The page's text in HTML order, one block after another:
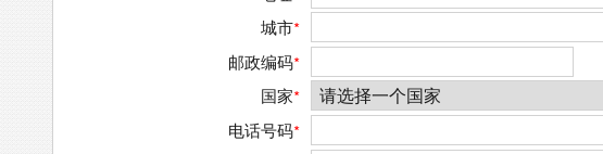
城市*
邮政编码*
国家*
电话号码*